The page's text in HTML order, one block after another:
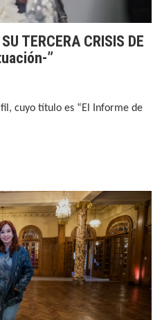
TERCERA CRISIS DE
”
cuyo título es “El Informe de